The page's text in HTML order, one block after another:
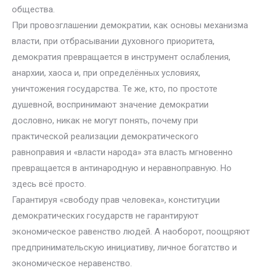
общества.
При провозглашении демократии, как основы механизма
власти, при отбрасывании духовного приоритета,
демократия превращается в инструмент ослабления,
анархии, хаоса и, при определённых условиях,
уничтожения государства. Те же, кто, по простоте
душевной, воспринимают значение демократии
дословно, никак не могут понять, почему при
практической реализации демократического
равноправия и «власти народа» эта власть мгновенно
превращается в антинародную и неравноправную. Но
здесь всё просто.
Гарантируя «свободу прав человека», конституции
демократических государств не гарантируют
экономическое равенство людей. А наоборот, поощряют
предпринимательскую инициативу, личное богатство и
экономическое неравенство.